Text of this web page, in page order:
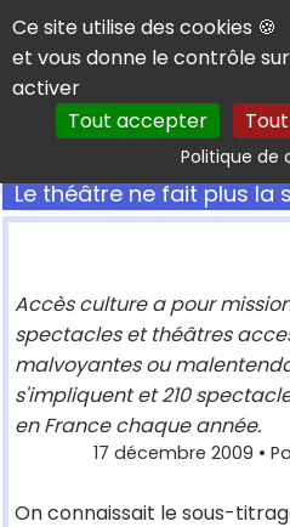
Panneau de gestion des cookies
Ce site utilise des cookies 🍪
et vous donne le contrôle
activer
Tout accepter
Politique de
Le théâtre ne fait plus la
Accès culture a pour
spectacles et théâtres
malvoyantes ou
s'impliquent et 210
en France chaque année.
17 décembre 2009 •
On connaissait le sous-